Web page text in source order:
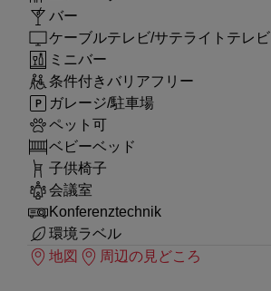
バー
ケーブルテレビ/サテライトテレビ
ミニバー
条件付きバリアフリー
ガレージ/駐車場
ペット可
ベビーベッド
子供椅子
会議室
Konferenztechnik
環境ラベル
地図
周辺の見どころ